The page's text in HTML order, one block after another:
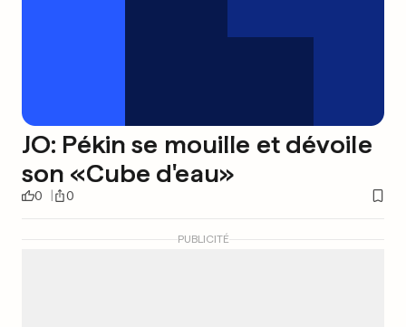
JO: Pékin se mouille et dévoile
son «Cube d'eau»
0 0
PUBLICITÉ